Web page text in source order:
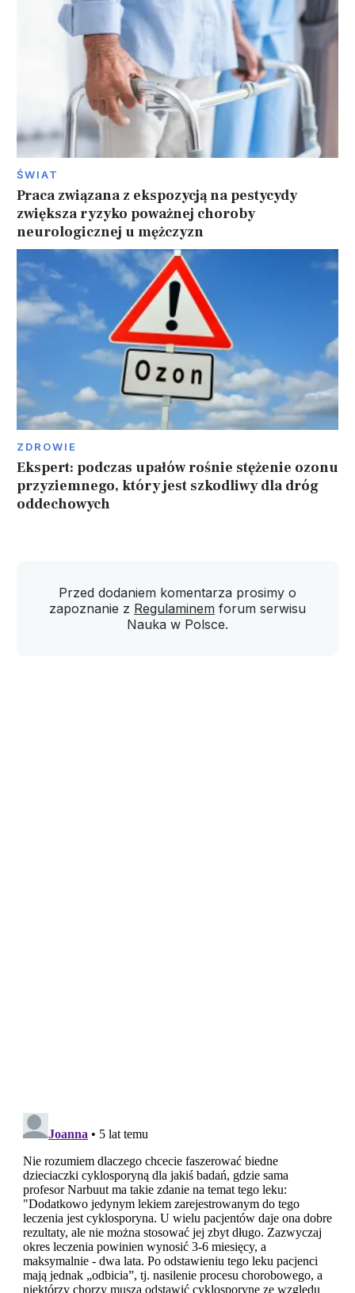
ŚWIAT
Praca związana z ekspozycją na pestycydy
zwiększa ryzyko poważnej choroby
neurologicznej u mężczyzn
ZDROWIE
Ekspert: podczas upałów rośnie stężenie ozonu
przyziemnego, który jest szkodliwy dla dróg
oddechowych
Przed dodaniem komentarza prosimy o
zapoznanie z Regulaminem forum serwisu
Nauka w Polsce.